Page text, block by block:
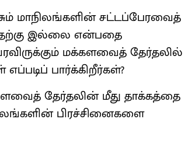
மாநிலங்களின் சட்டப்பேரவைத்
இல்லை என்பதை
மக்களவைத் தேர்தலில்
பார்க்கிறீர்கள்?
தேர்தலின் மீது தாக்கத்தை
பிரச்சினைகளை